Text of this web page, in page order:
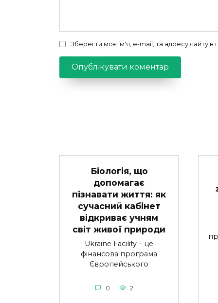
Зберегти моє ім'я, e-mail, та адресу сайту в
Біологія, що
допомагає
пізнавати життя: як
сучасний кабінет
відкриває учням
світ живої природи
Ukraine Facility – це
фінансова програма
Європейського
0 2